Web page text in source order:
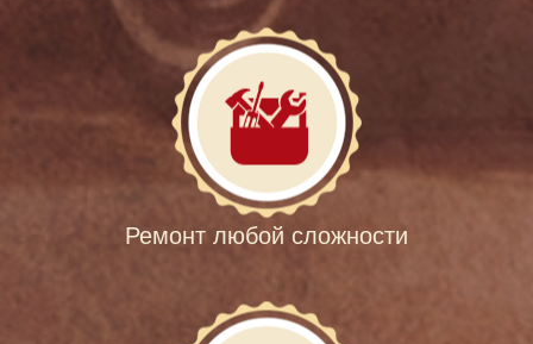
Ремонт любой сложности